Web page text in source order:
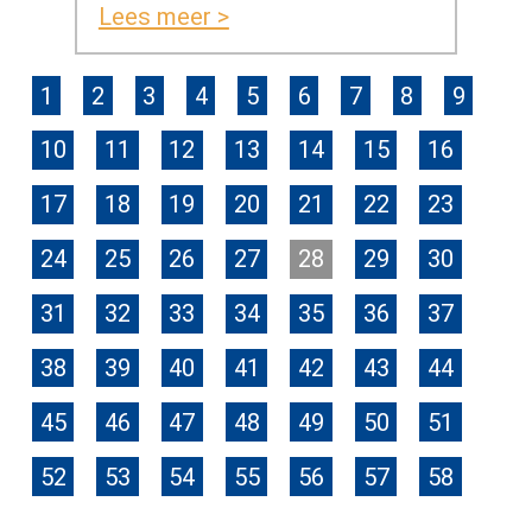
Lees meer >
1 2 3 4 5 6 7 8
9
10
11 12 13 14 15
16
17
18 19 20 21 22
23
24
25 26 27 28 29
30
31
32 33 34 35 36
37
38
39 40 41 42 43
44
45
46 47 48 49 50
51
52
53 54 55 56 57
58